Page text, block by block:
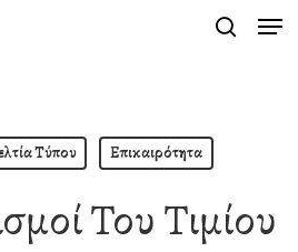
Τύπου Επικαιρότητα
Του Τιμίου